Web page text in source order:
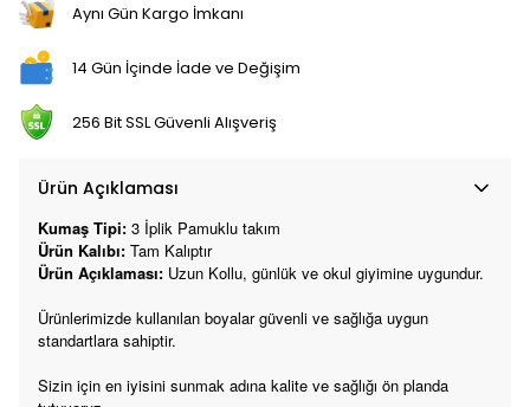
Aynı Gün Kargo İmkanı
14 Gün İçinde İade ve Değişim
256 Bit SSL Güvenli Alışveriş
Ürün Açıklaması
Kumaş Tipi: 3 İplik Pamuklu takım
Ürün Kalıbı: Tam Kalıptır
Ürün Açıklaması: Uzun Kollu, günlük ve okul giyimine uygundur.
Ürünlerimizde kullanılan boyalar güvenli ve sağlığa uygun
standartlara sahiptir.
Sizin için en iyisini sunmak adına kalite ve sağlığı ön planda